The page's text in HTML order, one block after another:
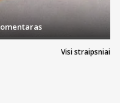
Visi straipsniai